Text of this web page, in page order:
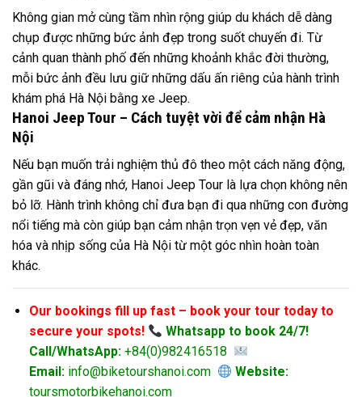
Không gian mở cùng tầm nhìn rộng giúp du khách dễ dàng
chụp được những bức ảnh đẹp trong suốt chuyến đi. Từ
cảnh quan thành phố đến những khoảnh khắc đời thường,
mỗi bức ảnh đều lưu giữ những dấu ấn riêng của hành trình
khám phá Hà Nội bằng xe Jeep.
Hanoi Jeep Tour – Cách tuyệt vời để cảm nhận Hà
Nội
Nếu bạn muốn trải nghiệm thủ đô theo một cách năng động,
gần gũi và đáng nhớ, Hanoi Jeep Tour là lựa chọn không nên
bỏ lỡ. Hành trình không chỉ đưa bạn đi qua những con đường
nổi tiếng mà còn giúp bạn cảm nhận trọn vẹn vẻ đẹp, văn
hóa và nhịp sống của Hà Nội từ một góc nhìn hoàn toàn
khác.
Our bookings fill up fast – book your tour today to
secure your spots!
Whatsapp to book 24/7!
Call/WhatsApp:+84(0)982416518
Email:info@biketourshanoi.com
Website:
toursmotorbikehanoi.com